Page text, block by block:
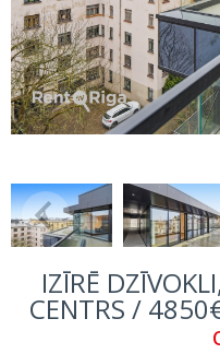
IZĪRĒ
CENTRS /